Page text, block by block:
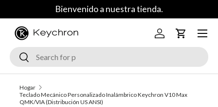
Saltar al contenido
Bienvenido a nuestra tienda.
BuscarBuscar
Iniciar sesión
Carrito
Menú
Hogar
Teclado Mecánico Personalizado Inalámbrico Keychron V10 Max
QMK/VIA (Distribución US ANSI)